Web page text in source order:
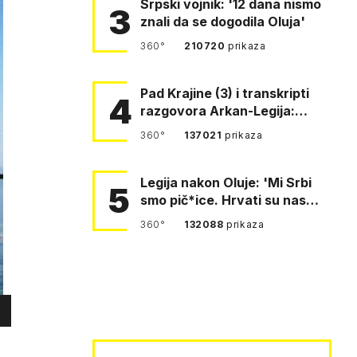
3
Srpski vojnik: '12 dana nismo
znali da se dogodila Oluja'
360° 210720prikaza
4 Pad Krajine (3) i transkripti
razgovora Arkan-Legija:
'Čujem, prelazite ustašam…
360° 137021prikaza
5
Legija nakon Oluje: 'Mi Srbi
smo pič*ice. Hrvati su nas
pomeli!'
360° 132088prikaza